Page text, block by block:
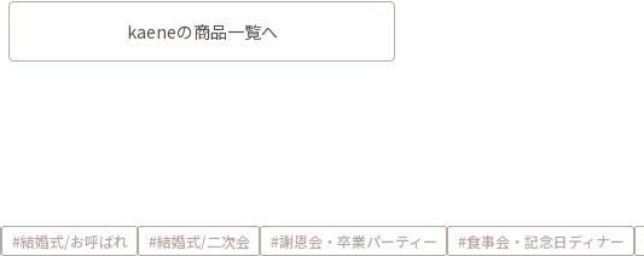
kaeneの商品一覧へ
#結婚式/お呼ばれ #結婚式/二次会 #謝恩会・卒業パーティー #食事会・記念日ディナー